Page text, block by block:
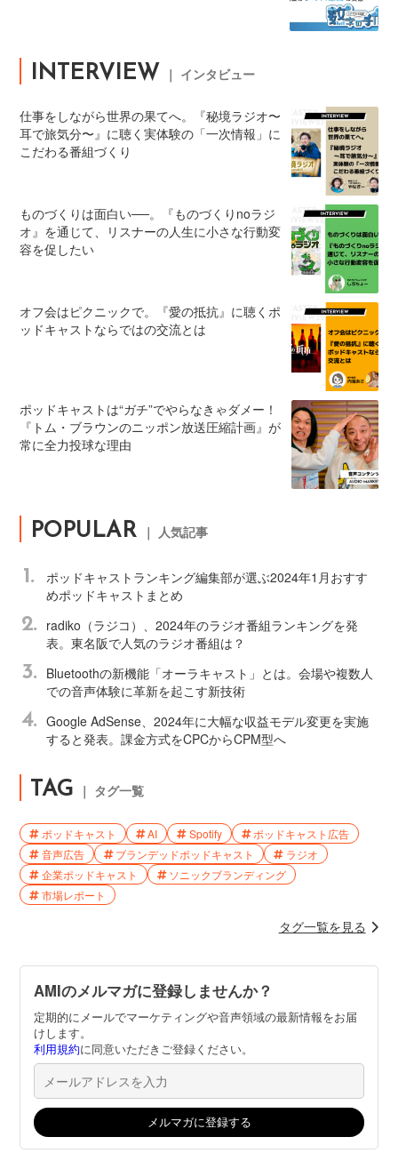
INTERVIEW ｜ インタビュー
仕事をしながら世界の果てへ。『秘境ラジオ〜
耳で旅気分〜』に聴く実体験の「一次情報」に
こだわる番組づくり
ものづくりは面白い──。『ものづくりnoラジ
オ』を通じて、リスナーの人生に小さな行動変
容を促したい
オフ会はピクニックで。『愛の抵抗』に聴くポ
ッドキャストならではの交流とは
ポッドキャストは“ガチ”でやらなきゃダメー！
『トム・ブラウンのニッポン放送圧縮計画』が
常に全力投球な理由
POPULAR ｜ 人気記事
1.
ポッドキャストランキング編集部が選ぶ2024年1月おすす
めポッドキャストまとめ
2.
radiko（ラジコ）、2024年のラジオ番組ランキングを発
表。東名阪で人気のラジオ番組は？
3.
Bluetoothの新機能「オーラキャスト」とは。会場や複数人
での音声体験に革新を起こす新技術
4. Google AdSense、2024年に大幅な収益モデル変更を実施
すると発表。課金方式をCPCからCPM型へ
TAG ｜ タグ一覧
ポッドキャスト AI Spotify
ポッドキャスト広告
音声広告
ブランデッドポッドキャスト
ラジオ
企業ポッドキャスト
ソニックブランディング
市場レポート
タグ一覧を見る
AMIのメルマガに登録しませんか？
定期的にメールでマーケティングや音声領域の最新情報をお届
けします。
利用規約に同意いただきご登録ください。